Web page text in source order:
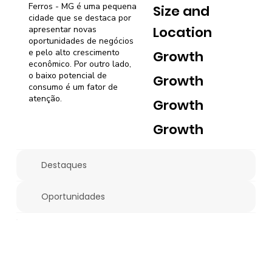
Ferros - MG é uma pequena
cidade que se destaca por
apresentar novas
oportunidades de negócios
e pelo alto crescimento
econômico. Por outro lado,
o baixo potencial de
consumo é um fator de
atenção.
Size and
Location
Growth
Growth
Growth
Growth
Destaques
Oportunidades